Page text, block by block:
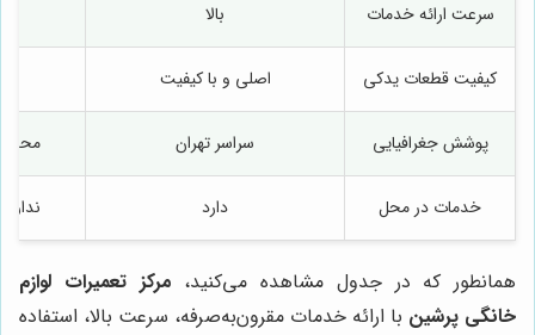
سرعت ارائه خدمات بالا
کیفیت قطعات یدکی اصلی و با کیفیت
پوشش جغرافیایی سراسر تهران
خدمات در محل دارد
همانطور که در جدول مشاهده می‌کنید، مرکز تعمیرات لوازم
خانگی پرشین با ارائه خدمات مقرون‌به‌صرفه، سرعت بالا، استفاده